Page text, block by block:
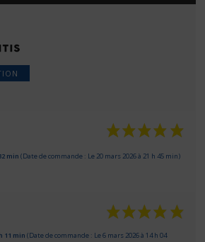
min(Date de commande : Le 20 mars 2026 à 21 h 45 min)
11 min(Date de commande : Le 6 mars 2026 à 14 h 04